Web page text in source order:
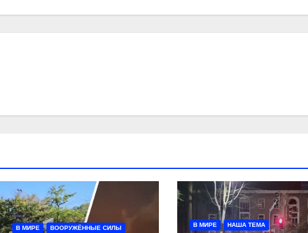
В МИРЕ ВООРУЖЁННЫЕ СИЛЫ В МИРЕ НАША ТЕМА